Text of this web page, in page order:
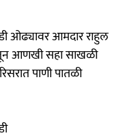
ओढ्यावर आमदार राहुल
आणखी सहा साखळी
पाणी पातळी